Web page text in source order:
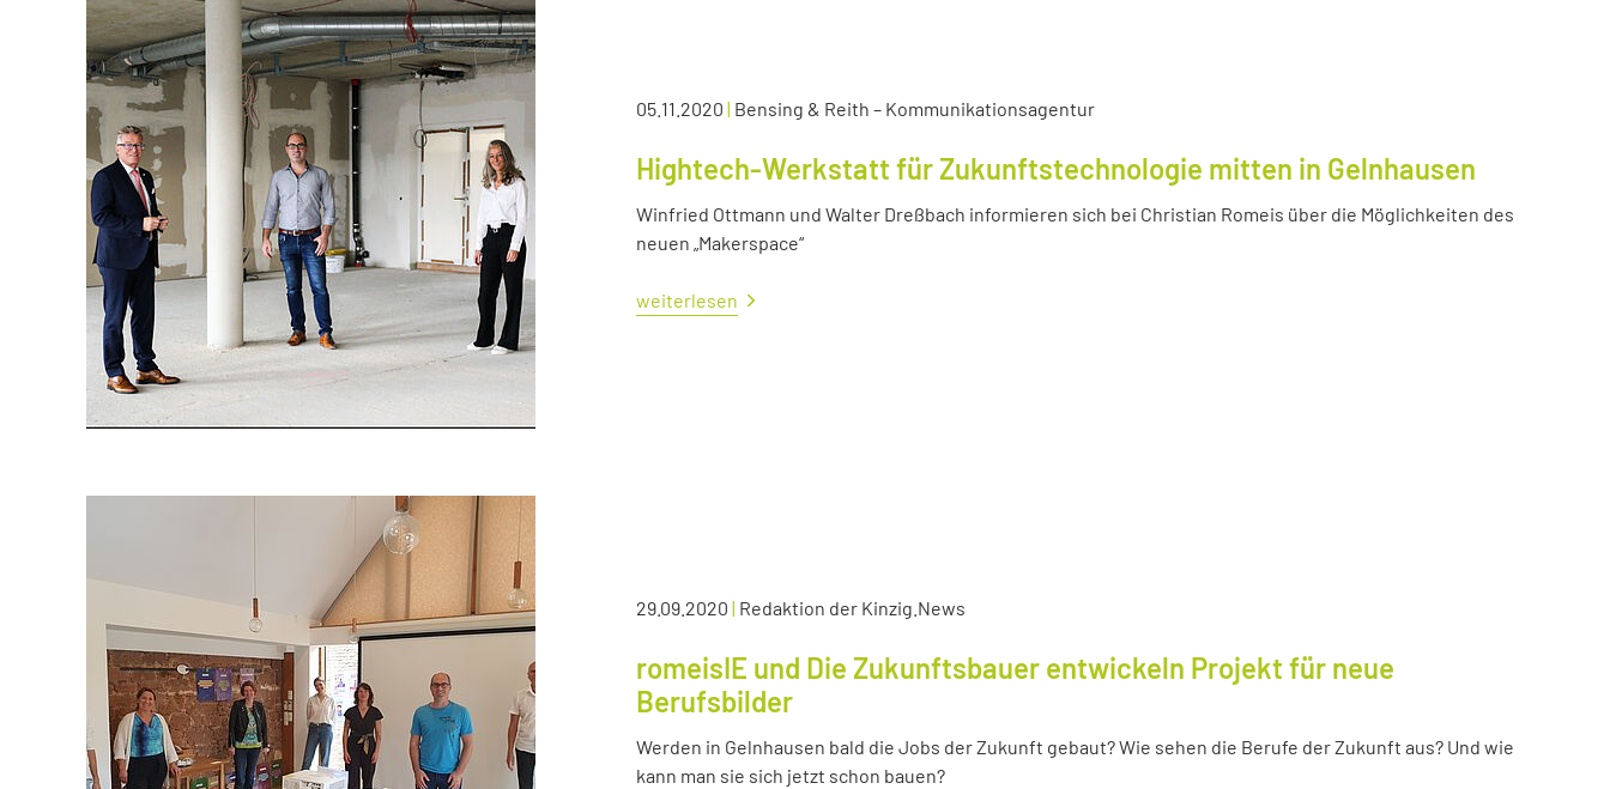
05.11.2020 | Bensing & Reith – Kommunikationsagentur
Hightech-Werkstatt für Zukunftstechnologie mitten in Gelnhausen
Winfried Ottmann und Walter Dreßbach informieren sich bei Christian Romeis über die Möglichkeiten des
neuen „Makerspace“
weiterlesen
29.09.2020 | Redaktion der Kinzig.News
romeisIE und Die Zukunftsbauer entwickeln Projekt für neue
Berufsbilder
Werden in Gelnhausen bald die Jobs der Zukunft gebaut? Wie sehen die Berufe der Zukunft aus? Und wie
kann man sie sich jetzt schon bauen?